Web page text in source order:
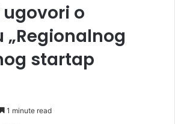
o
startap
1 minute read